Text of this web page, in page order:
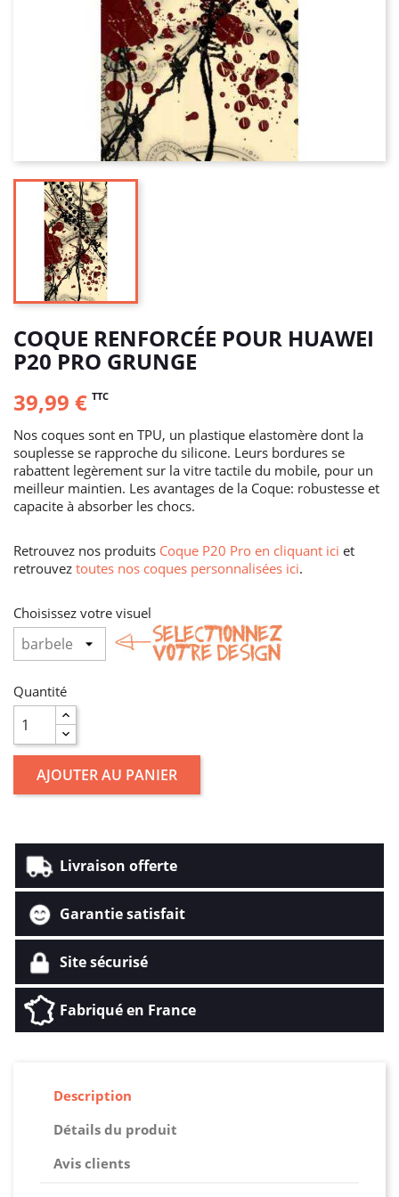
COQUE RENFORCÉE POUR HUAWEI
P20 PRO GRUNGE
39,99 € TTC
Nos coques sont en TPU, un plastique elastomère dont la
souplesse se rapproche du silicone. Leurs bordures se
rabattent legèrement sur la vitre tactile du mobile, pour un
meilleur maintien. Les avantages de la Coque: robustesse et
capacite à absorber les chocs.
Retrouvez nos produits Coque P20 Pro en cliquant ici et
retrouvez toutes nos coques personnalisées ici.
Choisissez votre visuel
Quantité
AJOUTER AU PANIER
Livraison offerte
Garantie satisfait
Site sécurisé
Fabriqué en France
Description
Détails du produit
Avis clients